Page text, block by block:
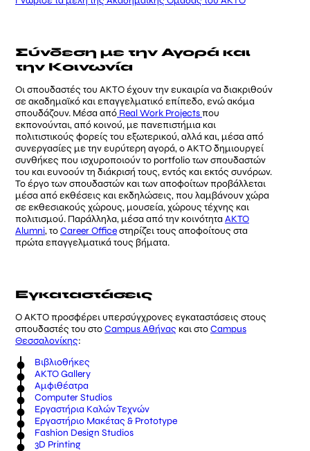
Σύνδεση με την Αγορά και
την Κοινωνία
Οι σπουδαστές του ΑΚΤΟ έχουν την ευκαιρία να διακριθούν
σε ακαδημαϊκό και επαγγελματικό επίπεδο, ενώ ακόμα
σπουδάζουν. Μέσα από Real Work Projectsπου
εκπονούνται, από κοινού, με πανεπιστήμια και
πολιτιστικούς φορείς του εξωτερικού, αλλά και, μέσα από
συνεργασίες με την ευρύτερη αγορά, ο ΑΚΤΟ δημιουργεί
συνθήκες που ισχυροποιούν το portfolio των σπουδαστών
του και ευνοούν τη διάκρισή τους, εντός και εκτός συνόρων.
Το έργο των σπουδαστών και των αποφοίτων προβάλλεται
μέσα από εκθέσεις και εκδηλώσεις, που λαμβάνουν χώρα
σε εκθεσιακούς χώρους, μουσεία, χώρους τέχνης και
πολιτισμού. Παράλληλα, μέσα από την κοινότητα AKTO
Alumni, τοCareer Officeστηρίζει τους αποφοίτους στα
πρώτα επαγγελματικά τους βήματα.
Εγκαταστάσεις
Ο ΑΚΤΟ προσφέρει υπερσύγχρονες εγκαταστάσεις στους
σπουδαστές του στοCampus Αθήνας και στοCampus
Θεσσαλονίκης:
Βιβλιοθήκες
AKTO Gallery
Αμφιθέατρα
Computer Studios
Εργαστήρια Καλών Τεχνών
Εργαστήριο Μακέτας & Prototype
Fashion Design Studios
3D Printing